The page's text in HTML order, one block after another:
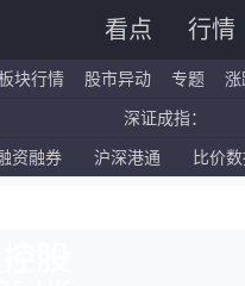
看点 行情
块行情 股市异动 专题
涨
深证成指：
国企指数：
资融券 沪深港通 比价